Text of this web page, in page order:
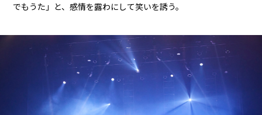
でもうた」と、感情を露わにして笑いを誘う。